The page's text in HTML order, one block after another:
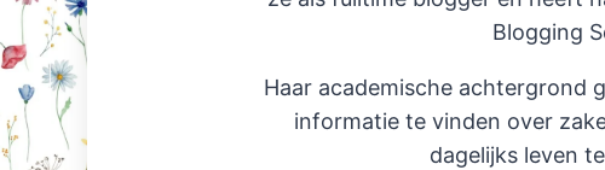
Blogging
Haar academische achtergrond
informatie te vinden over
dagelijks leven